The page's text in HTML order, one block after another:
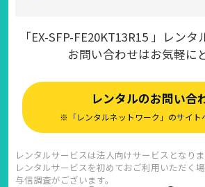
「EX-SFP-FE20KT13R15 」レン
お問い合わせはお気軽に
レンタルのお問い合
※「レンタルネットワーク」のサイト
レンタルサービスは法人向けサービスとなりま
レンタルサービスを初めておご利用いただく
与信調査がございます。